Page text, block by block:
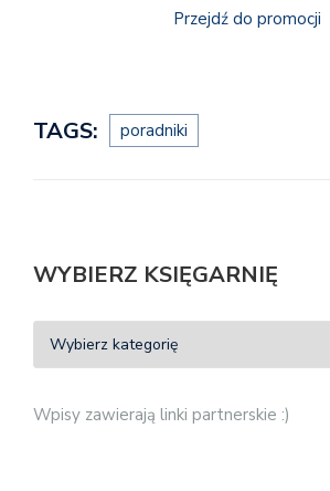
Przejdź do promocji
TAGS: poradniki
WYBIERZ KSIĘGARNIĘ
Wpisy zawierają linki partnerskie :)